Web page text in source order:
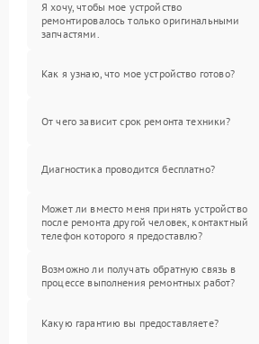
Я хочу, чтобы мое устройство
ремонтировалось только оригинальными
запчастями.
Как я узнаю, что мое устройство готово?
От чего зависит срок ремонта техники?
Диагностика проводится бесплатно?
Может ли вместо меня принять устройство
после ремонта другой человек, контактный
телефон которого я предоставлю?
Возможно ли получать обратную связь в
процессе выполнения ремонтных работ?
Какую гарантию вы предоставляете?